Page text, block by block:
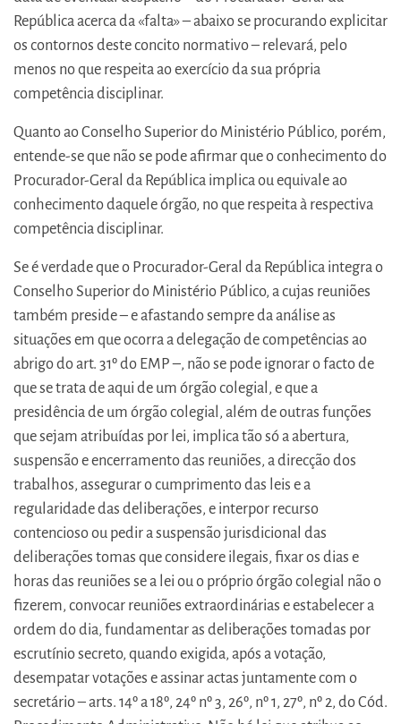
República acerca da «falta» – abaixo se procurando explicitar
os contornos deste concito normativo – relevará, pelo
menos no que respeita ao exercício da sua própria
competência disciplinar.
Quanto ao Conselho Superior do Ministério Público, porém,
entende-se que não se pode afirmar que o conhecimento do
Procurador-Geral da República implica ou equivale ao
conhecimento daquele órgão, no que respeita à respectiva
competência disciplinar.
Se é verdade que o Procurador-Geral da República integra o
Conselho Superior do Ministério Público, a cujas reuniões
também preside – e afastando sempre da análise as
situações em que ocorra a delegação de competências ao
abrigo do art. 31º do EMP –, não se pode ignorar o facto de
que se trata de aqui de um órgão colegial, e que a
presidência de um órgão colegial, além de outras funções
que sejam atribuídas por lei, implica tão só a abertura,
suspensão e encerramento das reuniões, a direcção dos
trabalhos, assegurar o cumprimento das leis e a
regularidade das deliberações, e interpor recurso
contencioso ou pedir a suspensão jurisdicional das
deliberações tomas que considere ilegais, fixar os dias e
horas das reuniões se a lei ou o próprio órgão colegial não o
fizerem, convocar reuniões extraordinárias e estabelecer a
ordem do dia, fundamentar as deliberações tomadas por
escrutínio secreto, quando exigida, após a votação,
desempatar votações e assinar actas juntamente com o
secretário – arts. 14º a 18º, 24º nº 3, 26º, nº 1, 27º, nº 2, do Cód.